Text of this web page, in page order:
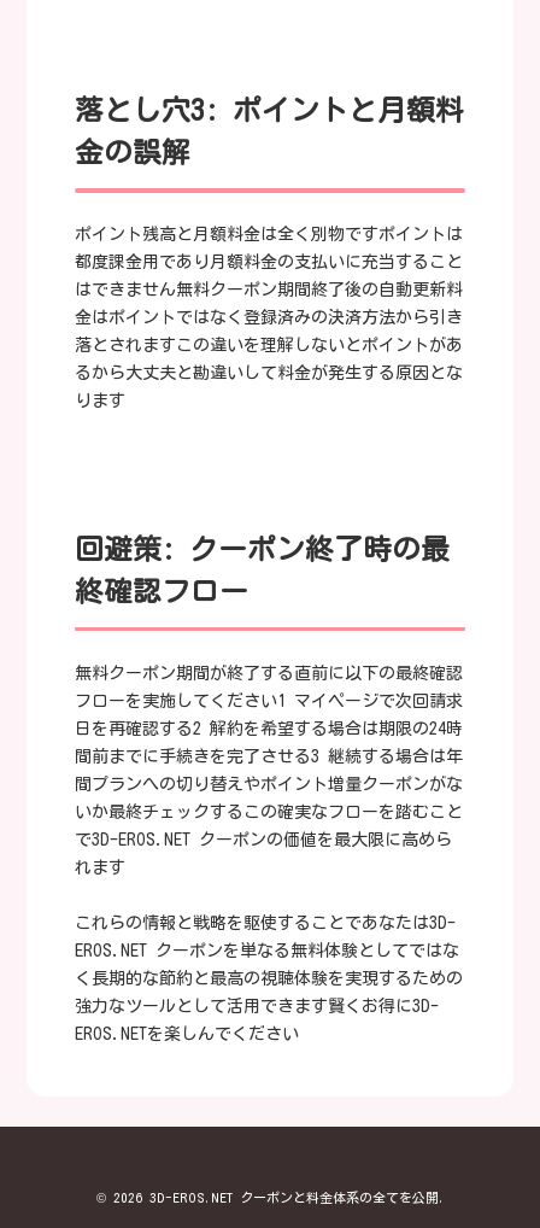
落とし穴3: ポイントと月額料
金の誤解
ポイント残高と月額料金は全く別物ですポイントは
都度課金用であり月額料金の支払いに充当すること
はできません無料クーポン期間終了後の自動更新料
金はポイントではなく登録済みの決済方法から引き
落とされますこの違いを理解しないとポイントがあ
るから大丈夫と勘違いして料金が発生する原因とな
ります
回避策: クーポン終了時の最
終確認フロー
無料クーポン期間が終了する直前に以下の最終確認
フローを実施してください1 マイページで次回請求
日を再確認する2 解約を希望する場合は期限の24時
間前までに手続きを完了させる3 継続する場合は年
間プランへの切り替えやポイント増量クーポンがな
いか最終チェックするこの確実なフローを踏むこと
で3D-EROS.NET クーポンの価値を最大限に高めら
れます
これらの情報と戦略を駆使することであなたは3D-
EROS.NET クーポンを単なる無料体験としてではな
く長期的な節約と最高の視聴体験を実現するための
強力なツールとして活用できます賢くお得に3D-
EROS.NETを楽しんでください
© 2026 3D-EROS.NET クーポンと料金体系の全てを公開.